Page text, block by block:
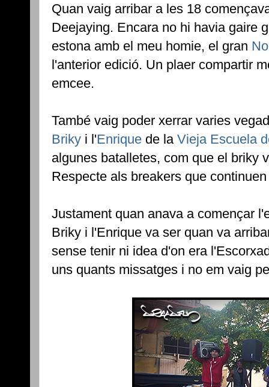
Quan vaig arribar a les 18
Deejaying. Encara no hi havia gaire
estona amb el meu homie, el gran
l'anterior edició. Un plaer compartir
emcee.
També vaig poder xerrar varies
Briky i l'Enrique de la Vieja Escuela
algunes batalletes, com que el briky
Respecte als breakers que
Justament quan anava a començar
Briky i l'Enrique va ser quan va
sense tenir ni idea d'on era
uns quants missatges i no em vaig